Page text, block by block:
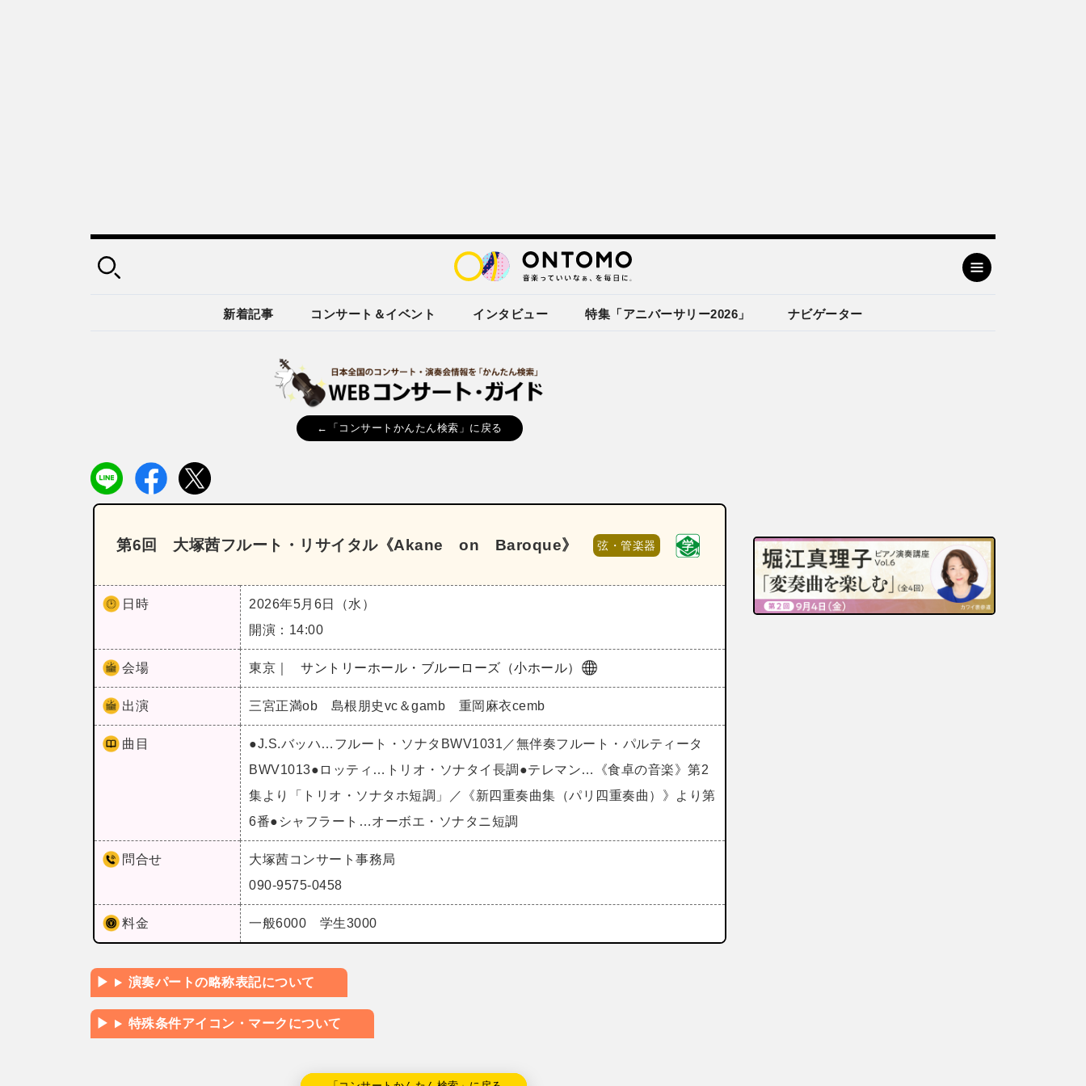
新着記事 コンサート＆イベント インタビュー 特集「アニバーサリー2026」 ナビゲーター
←「コンサートかんたん検索」に戻る
第6回 大塚茜フルート・リサイタル《Akane on Baroque》 弦・管楽器
日時
2026年5月6日（水）
開演：14:00
会場 東京｜ サントリーホール・ブルーローズ（小ホール）
出演 三宮正満ob 島根朋史vc＆gamb 重岡麻衣cemb
曲目
●J.S.バッハ…フルート・ソナタBWV1031／無伴奏フルート・パルティータ
BWV1013●ロッティ…トリオ・ソナタイ長調●テレマン…《食卓の音楽》第2
集より「トリオ・ソナタホ短調」／《新四重奏曲集（パリ四重奏曲）》より第
6番●シャフラート…オーボエ・ソナタニ短調
問合せ
大塚茜コンサート事務局
090-9575-0458
料金 一般6000 学生3000
演奏パートの略称表記について
特殊条件アイコン・マークについて